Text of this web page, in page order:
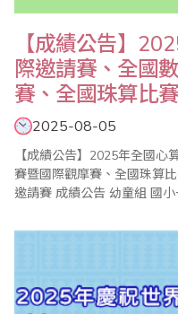
【成績公告】
際邀請賽、全國
賽、全國珠算比
2025-08-05
【成績公告】2025年全國
賽暨國際觀摩賽、全國珠算比賽暨國際邀
邀請賽 成績公告 幼童組 國小一年級組 國小二年級組 國小三年級組